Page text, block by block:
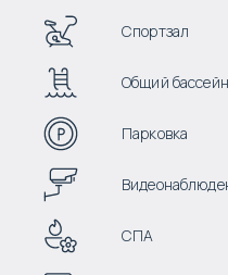
Спортзал
Общий бассейн
Парковка
СПА